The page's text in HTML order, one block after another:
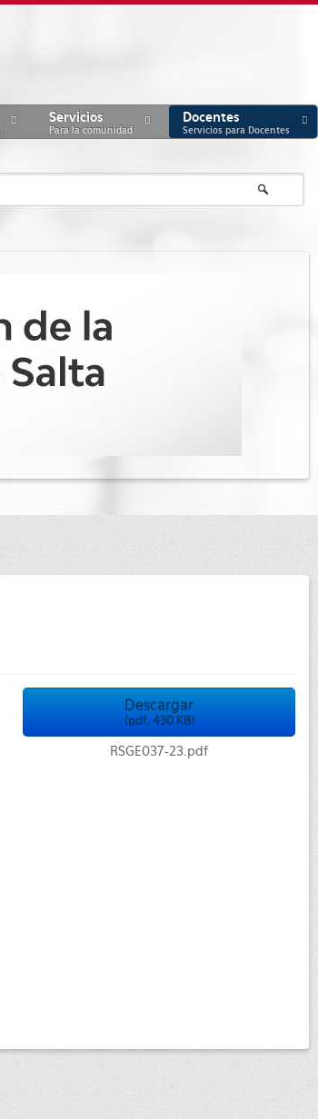
Servicios
Para la comunidad
Docentes
Servicios para Docentes
Descargar
(pdf, 430 KB)
RSGE037-23.pdf